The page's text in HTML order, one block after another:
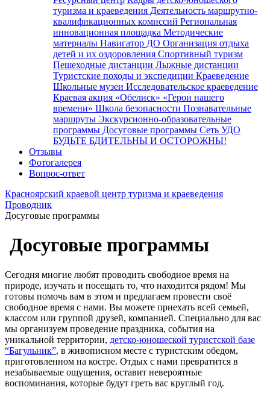
туризма и краеведения Деятельность маршрутно-
квалификационных комиссий Региональная
инновационная площадка Методические
материалы Навигатор ДО Организация отдыха
детей и их оздоровления Спортивный туризм
Пешеходные дистанции Лыжные дистанции
Туристские походы и экспедиции Краеведение
Школьные музеи Исследовательское краеведение
Краевая акция «Обелиск» «Герои нашего
времени» Школа безопасности Познавательные
маршруты Экскурсионно-образовательные
программы Досуговые программы Сеть УДО
БУДЬТЕ БДИТЕЛЬНЫ И ОСТОРОЖНЫ!
Отзывы
Фотогалерея
Вопрос-ответ
Красноярский краевой центр туризма и краеведения
Проводник
Досуговые программы
Досуговые программы
Сегодня многие любят проводить свободное время на
природе, изучать и посещать то, что находится рядом! Мы
готовы помочь вам в этом и предлагаем провести своё
свободное время с нами. Вы можете приехать всей семьей,
классом или группой друзей, компанией. Специально для вас
мы организуем проведение праздника, события на
уникальной территории, детско-юношеской туристской базе
“Багульник”, в живописном месте с туристским обедом,
приготовленном на костре. Отдых с нами превратится в
незабываемые ощущения, оставит невероятные
воспоминания, которые будут греть вас круглый год.